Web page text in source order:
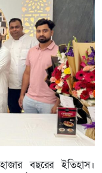
বছরের ইতিহাস।